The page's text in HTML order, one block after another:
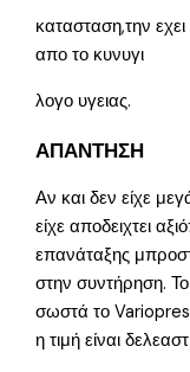
κατασταση,την
απο το κυνυγι
λογο υγειας.
ΑΠΑΝΤΗΣΗ
Αν και δεν είχε
είχε αποδειχτει
επανάταξης
στην συντήρηση.
σωστά το
η τιμή είναι